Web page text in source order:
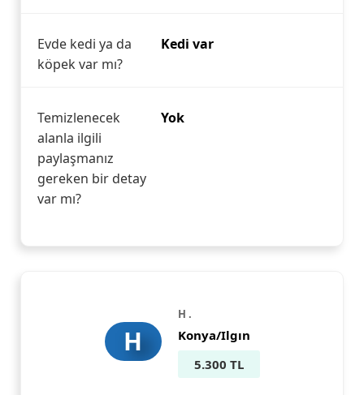
Evde kedi ya da
köpek var mı?
Kedi var
Temizlenecek
alanla ilgili
paylaşmanız
gereken bir detay
var mı?
Yok
H
H .
Konya/Ilgın
5.300 TL